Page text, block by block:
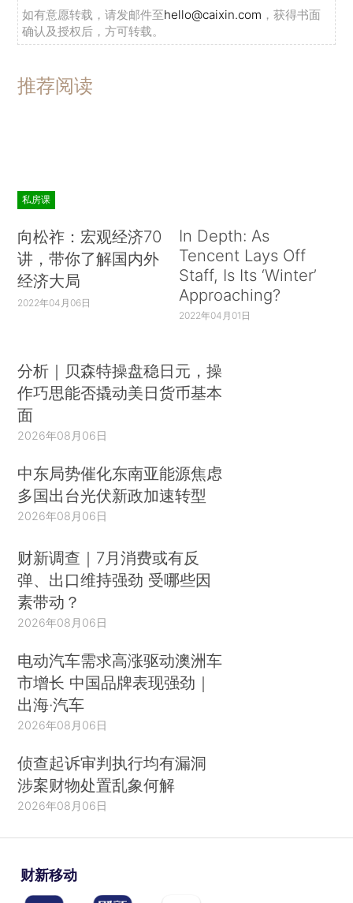
如有意愿转载，请发邮件至hello@caixin.com ，获得书面
确认及授权后，方可转载。
推荐阅读
私房课
向松祚：宏观经济70
讲，带你了解国内外
经济大局
2022年04月06日
In Depth: As
Tencent Lays Off
Staff, Is Its ‘Winter’
Approaching?
2022年04月01日
分析｜贝森特操盘稳日元，操
作巧思能否撬动美日货币基本
面
2026年08月06日
中东局势催化东南亚能源焦虑
多国出台光伏新政加速转型
2026年08月06日
财新调查｜7月消费或有反
弹、出口维持强劲 受哪些因
素带动？
2026年08月06日
电动汽车需求高涨驱动澳洲车
市增长 中国品牌表现强劲｜
出海·汽车
2026年08月06日
侦查起诉审判执行均有漏洞
涉案财物处置乱象何解
2026年08月06日
财新移动